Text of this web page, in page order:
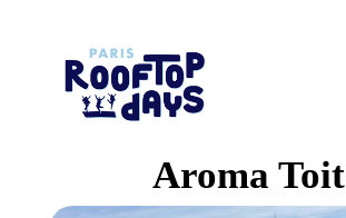
Aroma Toit